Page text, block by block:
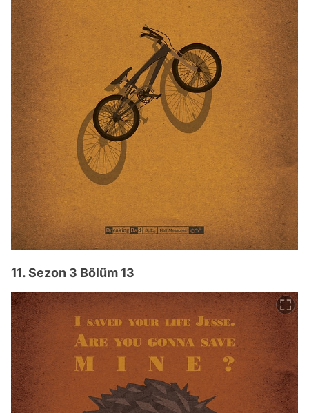
11. Sezon 3 Bölüm 13